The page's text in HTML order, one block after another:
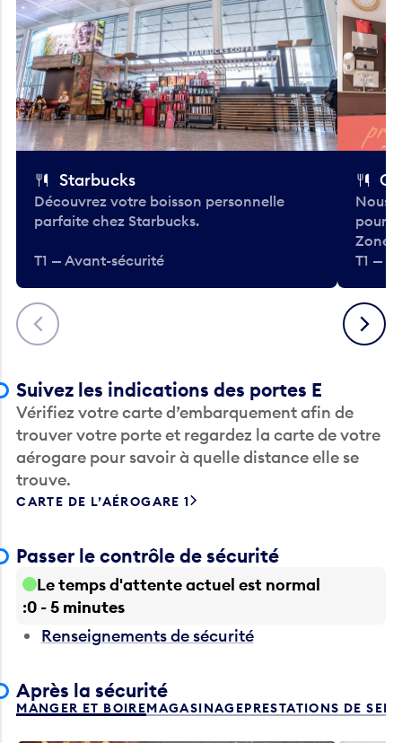
Précédent
Starbucks
Découvrez votre boisson personnelle
parfaite chez Starbucks.
T1 — Avant-sécurité
Nous
pour
Zone.
T1 —
Suivant
Suivez les indications des portes E
Vérifiez votre carte d’embarquement afin de
trouver votre porte et regardez la carte de votre
aérogare pour savoir à quelle distance elle se
trouve.
CARTE DE L’AÉROGARE 1
Passer le contrôle de sécurité
Le temps d'attente actuel est normal
0 - 5 minutes
Renseignements de sécurité
Après la sécurité
MANGER ET BOIREMAGASINAGEPRESTATIONS DE